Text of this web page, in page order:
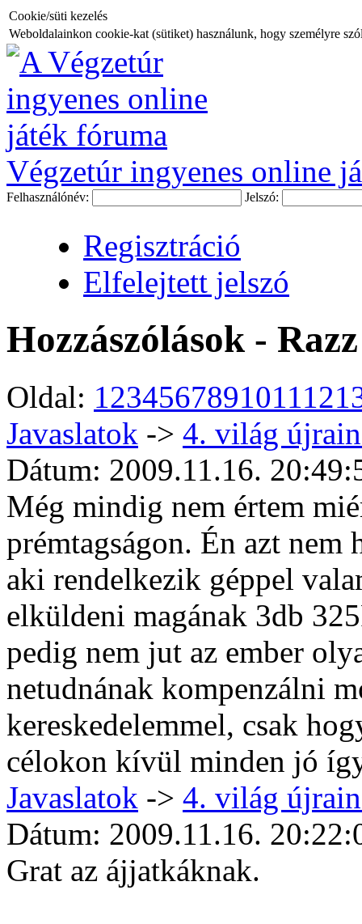
Cookie/süti kezelés
Weboldalainkon cookie-kat (sütiket) használunk, hogy személyre
Végzetúr ingyenes online
Felhasználónév: Jelszó:
Regisztráció
Elfelejtett jelszó
Hozzászólások - Razz
Oldal: 123456789101112
Javaslatok -> 4. világ
Dátum: 2009.11.16.
Még mindig nem értem
prémtagságon. Én azt
aki rendelkezik géppel
elküldeni magának 3db
pedig nem jut az ember
netudnának kompenzálni
kereskedelemmel, csak
célokon kívül minden jó
Javaslatok -> 4. világ
Dátum: 2009.11.16.
Grat az ájjatkáknak.